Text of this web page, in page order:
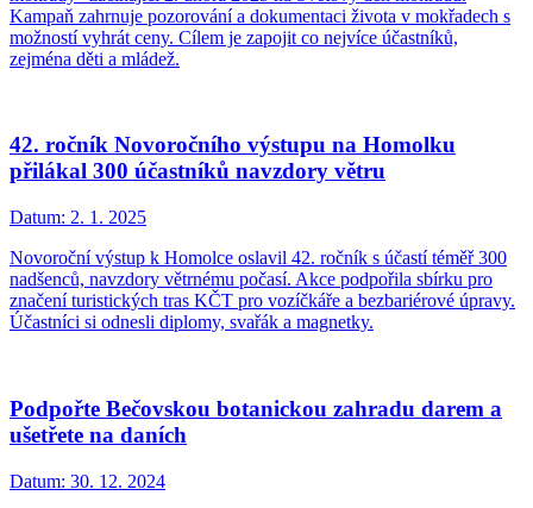
Kampaň zahrnuje pozorování a dokumentaci života v mokřadech s
možností vyhrát ceny. Cílem je zapojit co nejvíce účastníků,
zejména děti a mládež.
42. ročník Novoročního výstupu na Homolku
přilákal 300 účastníků navzdory větru
Datum: 2. 1. 2025
Novoroční výstup k Homolce oslavil 42. ročník s účastí téměř 300
nadšenců, navzdory větrnému počasí. Akce podpořila sbírku pro
značení turistických tras KČT pro vozíčkáře a bezbariérové úpravy.
Účastníci si odnesli diplomy, svařák a magnetky.
Podpořte Bečovskou botanickou zahradu darem a
ušetřete na daních
Datum: 30. 12. 2024